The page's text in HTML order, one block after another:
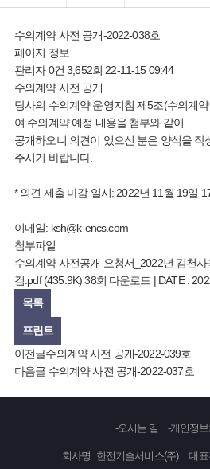
수의계약 사전 공개-2022-038호
페이지 정보
관리자 0건 3,652회 22-11-15 09:44
수의계약 사전 공개
당사의 수의계약 운영지침 제5조(수의계
여 수의계약 예정 내용을 첨부와 같이
공개하오니 의견이 있으신 분은 양식을 작
주시기 바랍니다.
* 의견 제출 마감 일시: 2022년 11월 19일
이메일: ksh@k-encs.com
첨부파일
수의계약 사전공개 요청서_2022년 김천
검.pdf (435.9K)38회 다운로드 | DATE :
목록
프린트
이전글수의계약 사전 공개-2022-039호
다음글 수의계약 사전 공개-2022-037호
오시는 길 개인정
회사명. 한전기술서비스(주)
대표